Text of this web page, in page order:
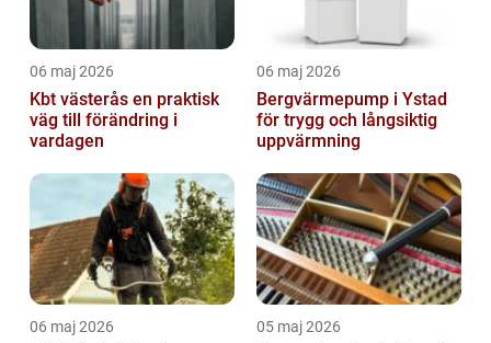
06 maj 2026
Kbt västerås en praktisk
väg till förändring i
vardagen
06 maj 2026
Bergvärmepump i Ystad
för trygg och långsiktig
uppvärmning
06 maj 2026 05 maj 2026